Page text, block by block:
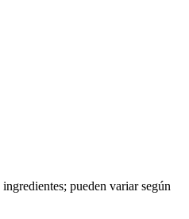
pueden variar según